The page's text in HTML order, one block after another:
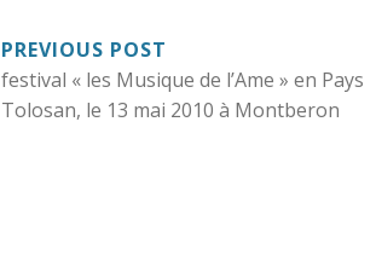
NAVIGATION
DE
PREVIOUS POST
festival « les Musique de l’Ame » en Pays
Tolosan, le 13 mai 2010 à Montberon